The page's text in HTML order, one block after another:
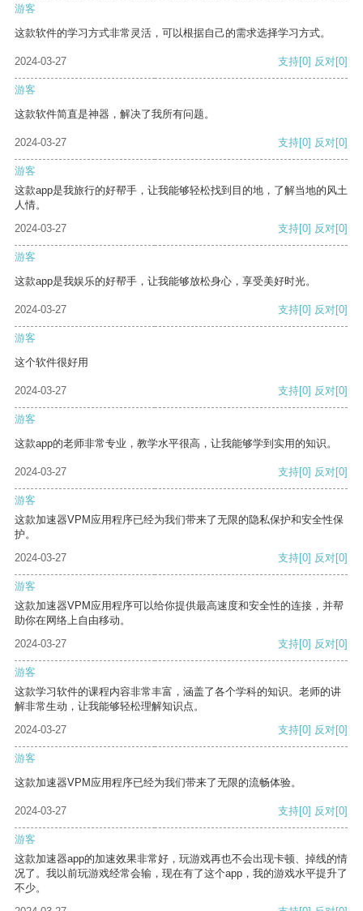
游客
这款软件的学习方式非常灵活，可以根据自己的需求选择学习方式。
2024-03-27 支持[0] 反对[0]
游客
这款软件简直是神器，解决了我所有问题。
2024-03-27 支持[0] 反对[0]
游客
这款app是我旅行的好帮手，让我能够轻松找到目的地，了解当地的风土
人情。
2024-03-27
支持[0] 反对[0]
游客
这款app是我娱乐的好帮手，让我能够放松身心，享受美好时光。
2024-03-27 支持[0] 反对[0]
游客
这个软件很好用
2024-03-27 支持[0] 反对[0]
游客
这款app的老师非常专业，教学水平很高，让我能够学到实用的知识。
2024-03-27 支持[0] 反对[0]
游客
这款加速器VPM应用程序已经为我们带来了无限的隐私保护和安全性保
护。
2024-03-27
支持[0] 反对[0]
游客
这款加速器VPM应用程序可以给你提供最高速度和安全性的连接，并帮
助你在网络上自由移动。
2024-03-27
支持[0] 反对[0]
游客
这款学习软件的课程内容非常丰富，涵盖了各个学科的知识。老师的讲
解非常生动，让我能够轻松理解知识点。
2024-03-27
支持[0] 反对[0]
游客
这款加速器VPM应用程序已经为我们带来了无限的流畅体验。
2024-03-27 支持[0] 反对[0]
游客
这款加速器app的加速效果非常好，玩游戏再也不会出现卡顿、掉线的情
况了。我以前玩游戏经常会输，现在有了这个app，我的游戏水平提升了
不少。